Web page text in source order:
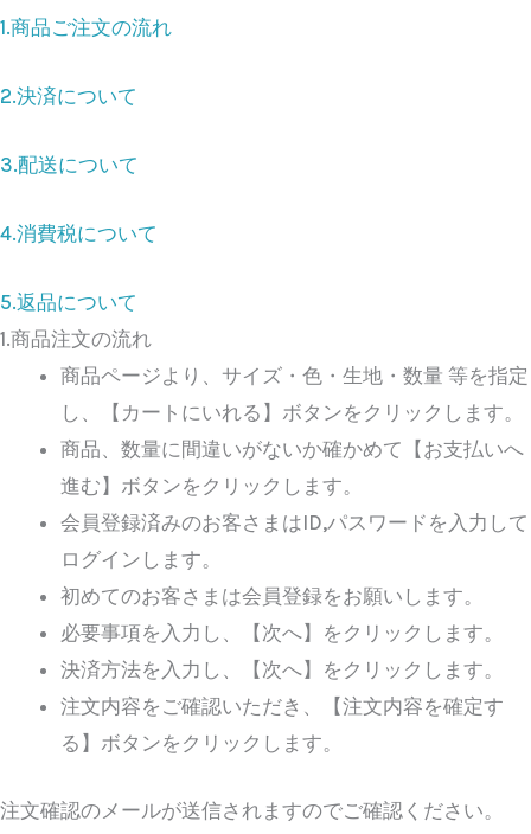
1.商品ご注文の流れ
2.決済について
3.配送について
4.消費税について
5.返品について
1.商品注文の流れ
商品ページより、サイズ・色・生地・数量 等を指定
し、【カートにいれる】ボタンをクリックします。
商品、数量に間違いがないか確かめて【お支払いへ
進む】ボタンをクリックします。
会員登録済みのお客さまはID,パスワードを入力して
ログインします。
初めてのお客さまは会員登録をお願いします。
必要事項を入力し、【次へ】をクリックします。
決済方法を入力し、【次へ】をクリックします。
注文内容をご確認いただき、【注文内容を確定す
る】ボタンをクリックします。
注文確認のメールが送信されますのでご確認ください。